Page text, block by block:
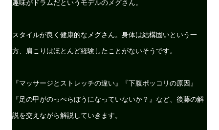
趣味がドラムだというモデルのメグさん。
スタイルが良く健康的なメグさん。身体は結構固いという一
方、肩こりはほとんど経験したことがないそうです。
『マッサージとストレッチの違い』『下腹ポッコリの原因』
『足の甲がのっぺらぼうになっていないか？』など、後藤の解
説を交えながら解説していきます。